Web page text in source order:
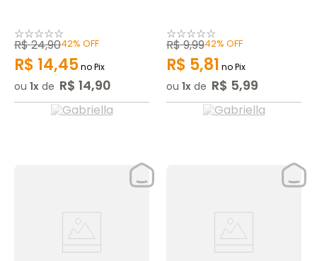
☆☆☆☆☆
R$24,9042% OFF
R$ 14,45no Pix
ou 1 de R$ 14,90
☆☆☆☆☆
R$9,9942% OFF
R$ 5,81 no Pix
ou 1 de R$ 5,99